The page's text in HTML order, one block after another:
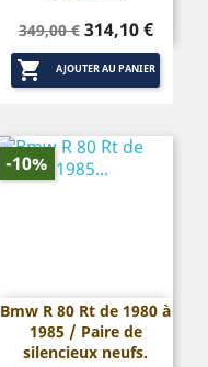
Prix
de
base
349,00 € Prix
314,10 €
 AJOUTER AU PANIER
Bmw R 80 Rt de 1980 à
1985 / Paire de
silencieux neufs.
-10%